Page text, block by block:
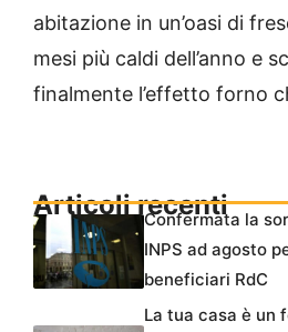
abitazione in un’oasi di
mesi più caldi dell’anno e
finalmente l’effetto forno
Articoli recenti
Confermata la
INPS ad agosto
beneficiari RdC
La tua casa è un